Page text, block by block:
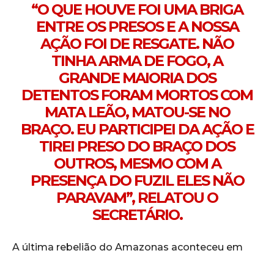
“O QUE HOUVE FOI UMA BRIGA
ENTRE OS PRESOS E A NOSSA
AÇÃO FOI DE RESGATE. NÃO
TINHA ARMA DE FOGO, A
GRANDE MAIORIA DOS
DETENTOS FORAM MORTOS COM
MATA LEÃO, MATOU-SE NO
BRAÇO. EU PARTICIPEI DA AÇÃO E
TIREI PRESO DO BRAÇO DOS
OUTROS, MESMO COM A
PRESENÇA DO FUZIL ELES NÃO
PARAVAM”, RELATOU O
SECRETÁRIO.
A última rebelião do Amazonas aconteceu em